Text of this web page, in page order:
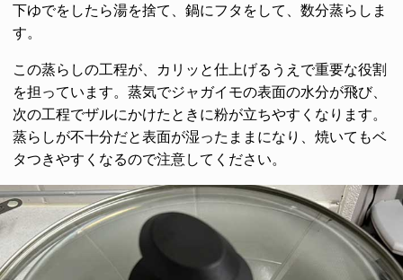
下ゆでをしたら湯を捨て、鍋にフタをして、数分蒸らしま
す。
この蒸らしの工程が、カリッと仕上げるうえで重要な役割
を担っています。蒸気でジャガイモの表面の水分が飛び、
次の工程でザルにかけたときに粉が立ちやすくなります。
蒸らしが不十分だと表面が湿ったままになり、焼いてもベ
タつきやすくなるので注意してください。